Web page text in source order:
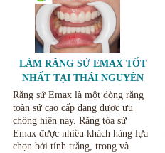
LÀM RĂNG SỨ EMAX TỐT
NHẤT TẠI THÁI NGUYÊN
Răng sứ Emax là một dòng răng
toàn sứ cao cấp đang được ưu
chộng hiện nay. Răng tòa sứ
Emax được nhiều khách hàng lựa
chọn bởi tính trắng, trong và